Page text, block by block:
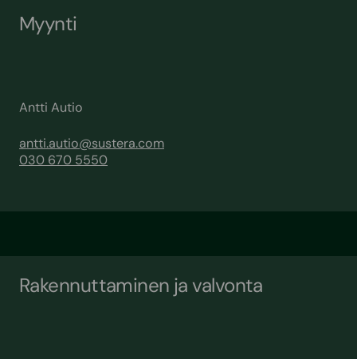
Myynti
Antti Autio
antti.autio@sustera.com
030 670 5550
Rakennuttaminen ja valvonta